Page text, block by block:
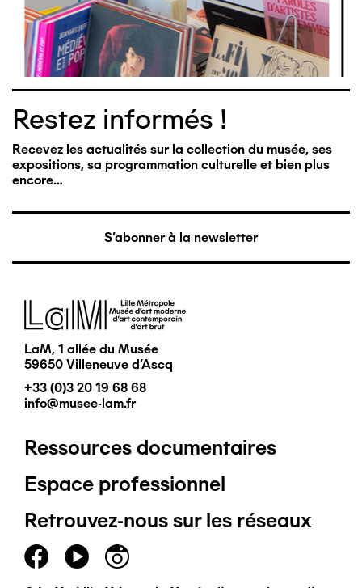
Restez informés !
Recevez les actualités sur la collection du musée, ses
expositions, sa programmation culturelle et bien plus
encore…
S'abonner à la newsletter
Image
LaM, 1 allée du Musée
59650 Villeneuve d'Ascq
+33 (0)3 20 19 68 68
info@musee-lam.fr
Pied
de
page
principal
Ressources documentaires
Espace professionnel
Retrouvez-nous sur les réseaux